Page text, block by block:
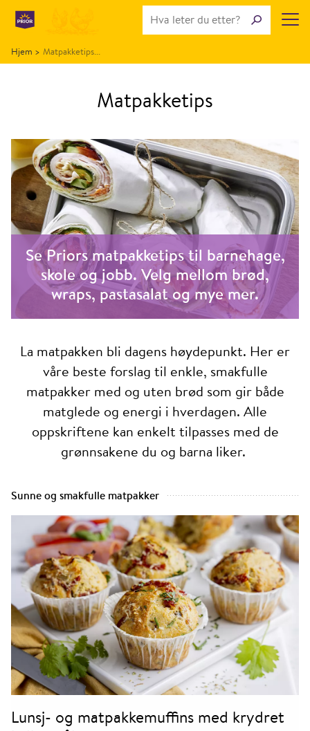
Hjem > Matpakketips...
Matpakketips
Se Priors matpakketips til barnehage,
skole og jobb. Velg mellom brød,
wraps, pastasalat og mye mer.
La matpakken bli dagens høydepunkt. Her er
våre beste forslag til enkle, smakfulle
matpakker med og uten brød som gir både
matglede og energi i hverdagen. Alle
oppskriftene kan enkelt tilpasses med de
grønnsakene du og barna liker.
Sunne og smakfulle matpakker
Lunsj- og matpakkemuffins med krydret